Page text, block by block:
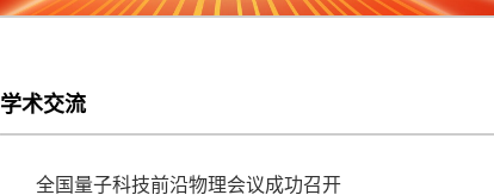
学术交流
全国量子科技前沿物理会议成功召开